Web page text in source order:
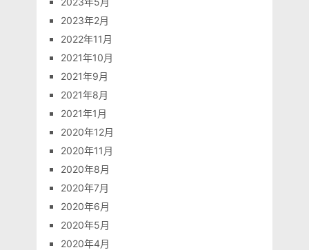
2023年2月
2022年11月
2021年10月
2021年9月
2021年8月
2021年1月
2020年12月
2020年11月
2020年8月
2020年7月
2020年6月
2020年5月
2020年4月